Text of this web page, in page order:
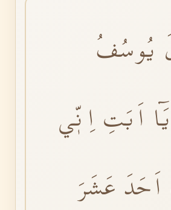
يُوسُفُ
اَبَتِ اِنّٖي
عَشَرَ